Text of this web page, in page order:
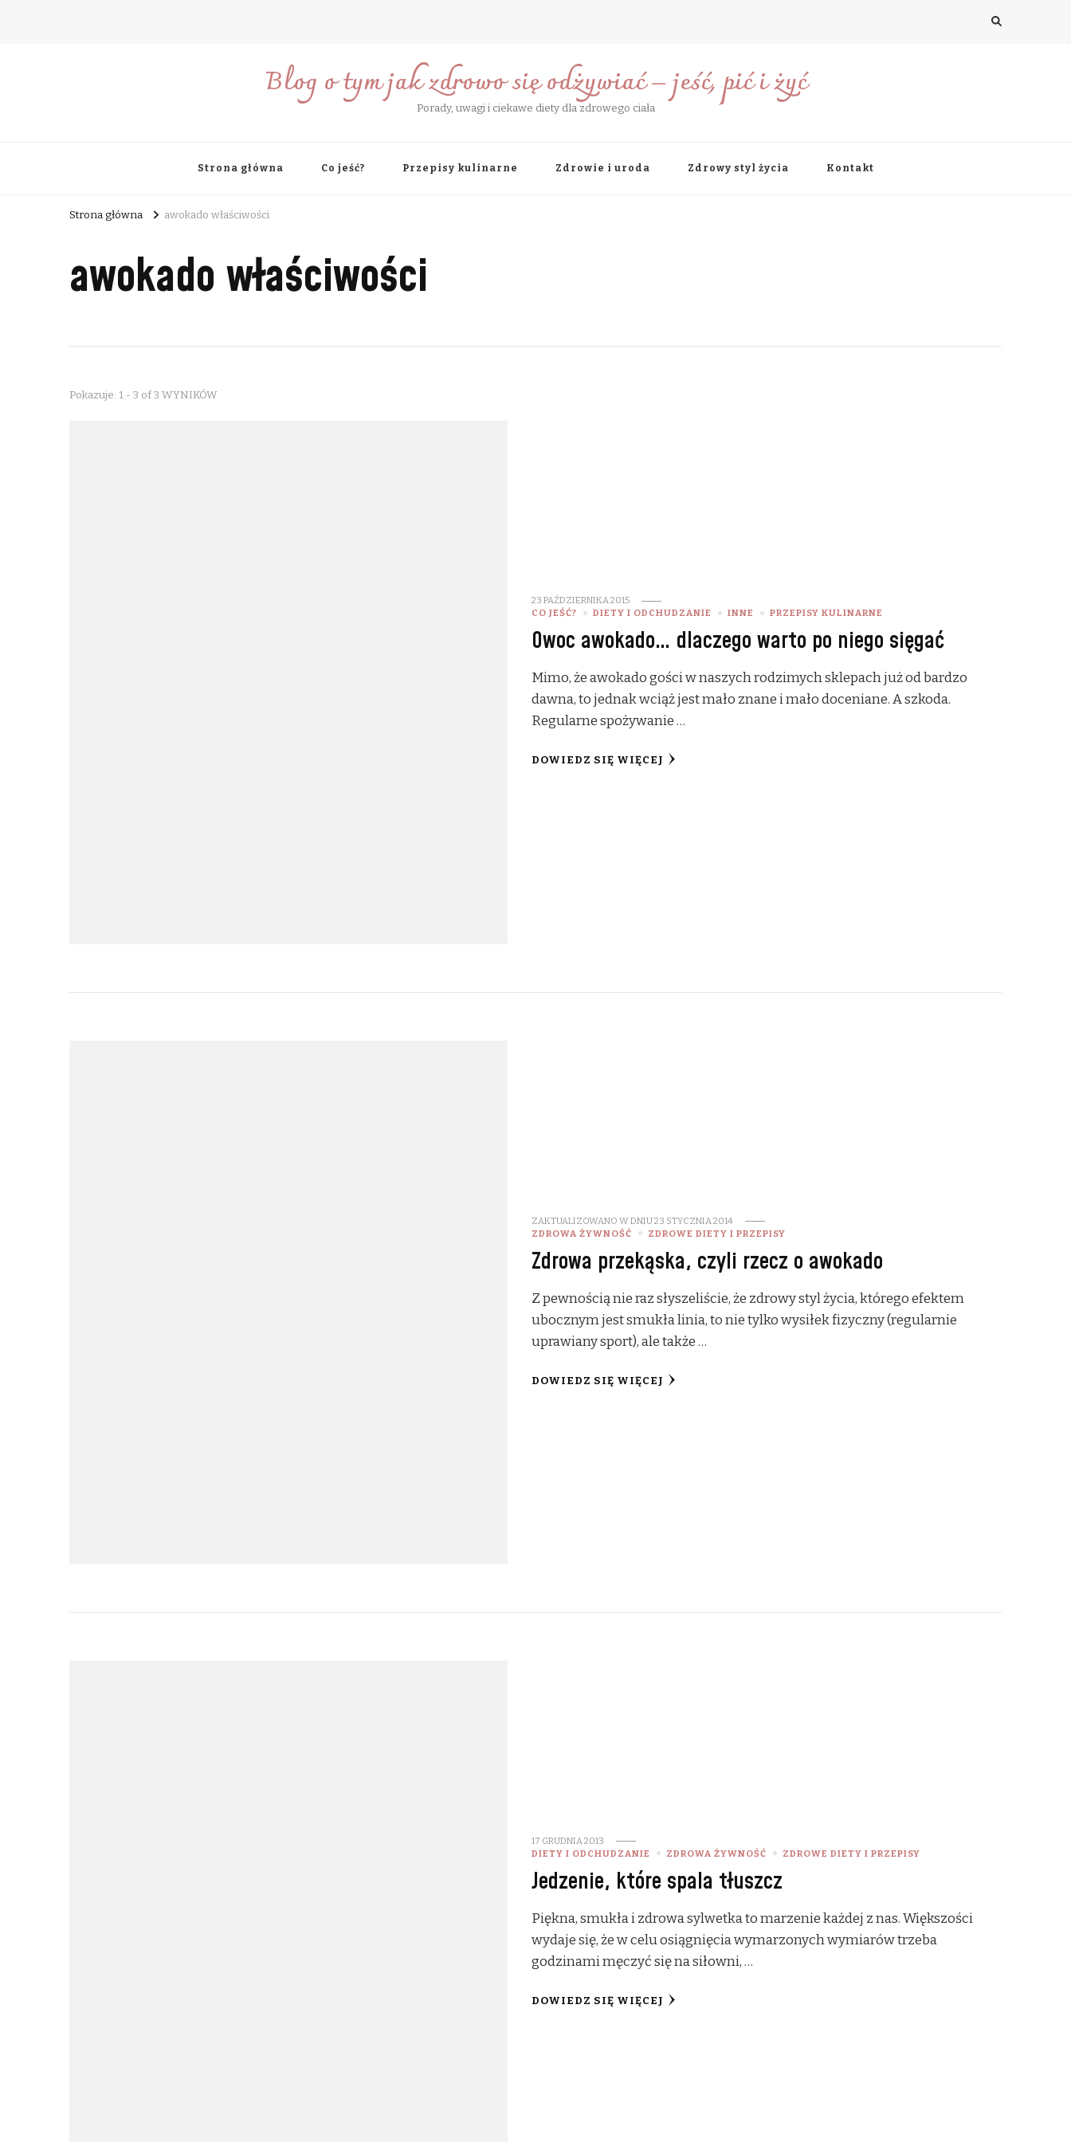
Blog o tym jak zdrowo się odżywiać – jeść, pić i żyć
Porady, uwagi i ciekawe diety dla zdrowego ciała
Strona główna Co jeść? Przepisy kulinarne Zdrowie i uroda Zdrowy styl życia Kontakt
Strona główna awokado właściwości
awokado właściwości
Pokazuje: 1 - 3 of 3 WYNIKÓW
23 PAŹDZIERNIKA 2015
CO JEŚĆ?
DIETY I ODCHUDZANIE INNE PRZEPISY KULINARNE
Owoc awokado… dlaczego warto po niego sięgać
Mimo, że awokado gości w naszych rodzimych sklepach już od bardzo
dawna, to jednak wciąż jest mało znane i mało doceniane. A szkoda.
Regularne spożywanie …
DOWIEDZ SIĘ WIĘCEJ
ZAKTUALIZOWANO W DNIU23 STYCZNIA 2014
ZDROWA ŻYWNOŚĆ
ZDROWE DIETY I PRZEPISY
Zdrowa przekąska, czyli rzecz o awokado
Z pewnością nie raz słyszeliście, że zdrowy styl życia, którego efektem
ubocznym jest smukła linia, to nie tylko wysiłek fizyczny (regularnie
uprawiany sport), ale także …
DOWIEDZ SIĘ WIĘCEJ
17 GRUDNIA 2013
DIETY I ODCHUDZANIE
ZDROWA ŻYWNOŚĆ ZDROWE DIETY I PRZEPISY
Jedzenie, które spala tłuszcz
Piękna, smukła i zdrowa sylwetka to marzenie każdej z nas. Większości
wydaje się, że w celu osiągnięcia wymarzonych wymiarów trzeba
godzinami męczyć się na siłowni, …
DOWIEDZ SIĘ WIĘCEJ